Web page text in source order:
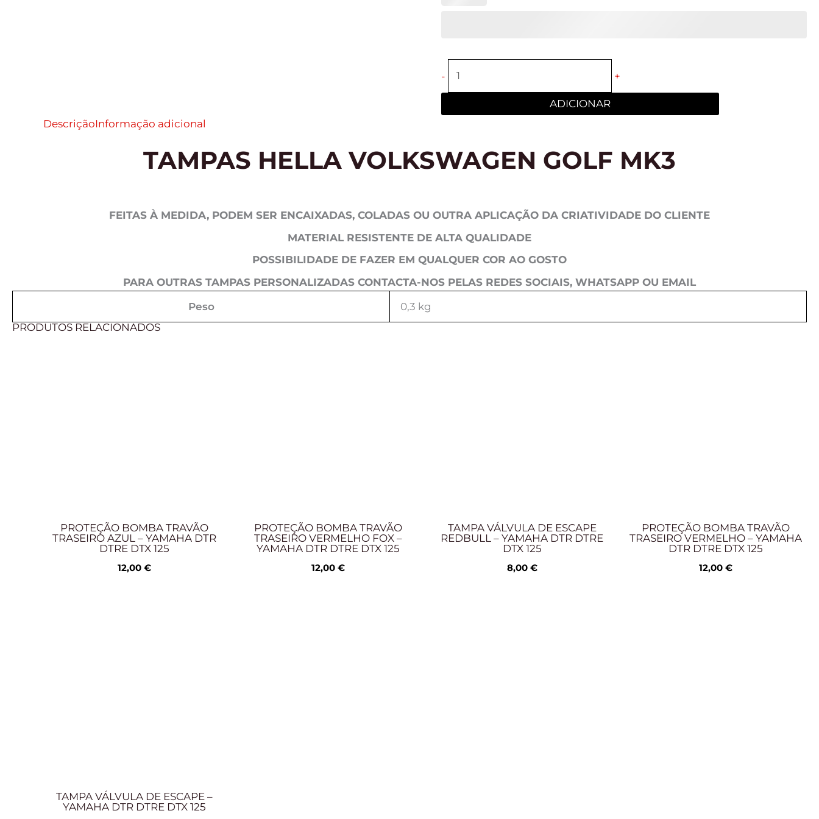
- +
ADICIONAR
DescriçãoInformação adicional
TAMPAS HELLA VOLKSWAGEN GOLF MK3
FEITAS À MEDIDA, PODEM SER ENCAIXADAS, COLADAS OU OUTRA APLICAÇÃO DA CRIATIVIDADE DO CLIENTE
MATERIAL RESISTENTE DE ALTA QUALIDADE
POSSIBILIDADE DE FAZER EM QUALQUER COR AO GOSTO
PARA OUTRAS TAMPAS PERSONALIZADAS CONTACTA-NOS PELAS REDES SOCIAIS, WHATSAPP OU EMAIL
Peso
0,3 kg
PRODUTOS RELACIONADOS
PROTEÇÃO BOMBA TRAVÃO
TRASEIRO AZUL – YAMAHA DTR
DTRE DTX 125
12,00 €
PROTEÇÃO BOMBA TRAVÃO
TRASEIRO VERMELHO FOX –
YAMAHA DTR DTRE DTX 125
12,00 €
TAMPA VÁLVULA DE ESCAPE
REDBULL – YAMAHA DTR DTRE
DTX 125
8,00 €
PROTEÇÃO BOMBA TRAVÃO
TRASEIRO VERMELHO – YAMAHA
DTR DTRE DTX 125
12,00€
TAMPA VÁLVULA DE ESCAPE –
YAMAHA DTR DTRE DTX 125